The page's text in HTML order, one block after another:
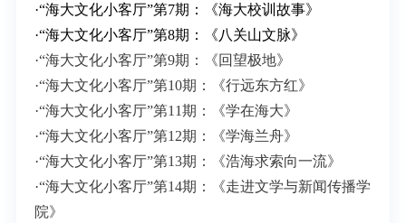
·“海大文化小客厅”第7期：《海大校训故事》
·“海大文化小客厅”第8期：《八关山文脉》
·“海大文化小客厅”第9期：《回望极地》
·“海大文化小客厅”第10期：《行远东方红》
·“海大文化小客厅”第11期：《学在海大》
·“海大文化小客厅”第12期：《学海兰舟》
·“海大文化小客厅”第13期：《浩海求索向一流》
·“海大文化小客厅”第14期：《走进文学与新闻传播学
院》